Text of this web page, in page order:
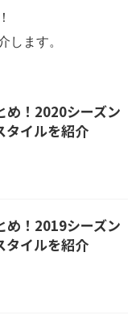
します。
め！2020シーズン
タイルを紹介
め！2019シーズン
タイルを紹介